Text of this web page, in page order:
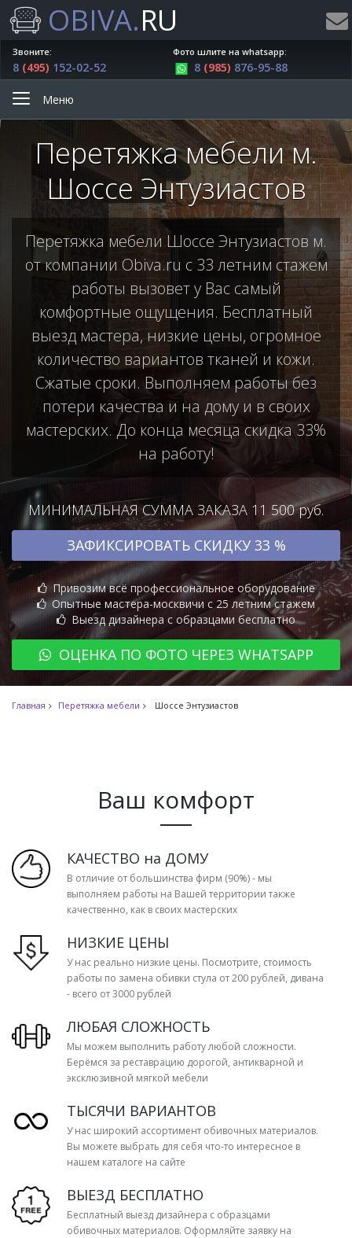
OBIVA.RU
Звоните:
8 (495) 152-02-52
Фото шлите на whatsapp:
8 (985) 876-95-88
Меню
Перетяжка мебели м.
Шоссе Энтузиастов
Перетяжка мебели Шоссе Энтузиастов м.
от компании Obiva.ru с 33 летним стажем
работы вызовет у Вас самый
комфортные ощущения. Бесплатный
выезд мастера, низкие цены, огромное
количество вариантов тканей и кожи.
Сжатые сроки. Выполняем работы без
потери качества и на дому и в своих
мастерских. До конца месяца скидка 33%
на работу!
МИНИМАЛЬНАЯ СУММА ЗАКАЗА 11 500 руб.
ЗАФИКСИРОВАТЬ СКИДКУ 33 %
Привозим всё профессиональное оборудование
Опытные мастера-москвичи с 25 летним стажем
Выезд дизайнера с образцами бесплатно
ОЦЕНКА ПО ФОТО ЧЕРЕЗ WHATSAPP
Главная Перетяжка мебели Шоссе Энтузиастов
Ваш комфорт
КАЧЕСТВО на ДОМУ
В отличие от большинства фирм (90%) - мы
выполняем работы на Вашей территории также
качественно, как в своих мастерских
НИЗКИЕ ЦЕНЫ
У нас реально низкие цены. Посмотрите, стоимость
работы по замена обивки стула от 200 рублей, дивана
- всего от 3000 рублей
ЛЮБАЯ СЛОЖНОСТЬ
Мы можем выполнить работу любой сложности.
Берёмся за реставрацию дорогой, антикварной и
эксклюзивной мягкой мебели
ТЫСЯЧИ ВАРИАНТОВ
У нас широкий ассортимент обивочных материалов.
Вы можете выбрать для себя что-то интересное в
нашем каталоге на сайте
ВЫЕЗД БЕСПЛАТНО
Бесплатный выезд дизайнера с образцами
обивочных материалов. Оформляйте заявку на